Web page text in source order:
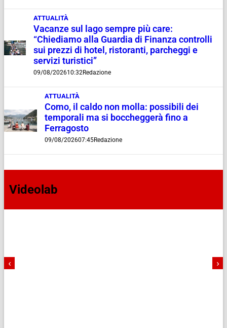
ATTUALITÀ
Vacanze sul lago sempre più care:
“Chiediamo alla Guardia di Finanza controlli
sui prezzi di hotel, ristoranti, parcheggi e
servizi turistici”
09/08/202610:32Redazione
ATTUALITÀ
Como, il caldo non molla: possibili dei
temporali ma si boccheggerà fino a
Ferragosto
09/08/202607:45Redazione
Videolab
‹ ›